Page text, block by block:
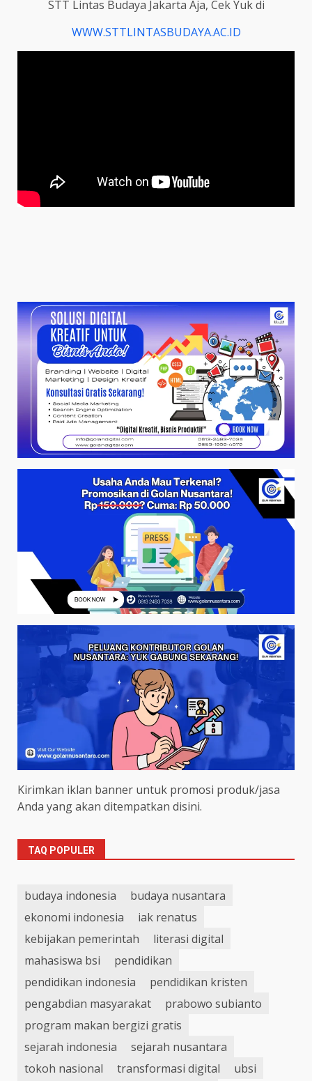
STT Lintas Budaya Jakarta Aja, Cek Yuk di
WWW.STTLINTASBUDAYA.AC.ID
Kirimkan iklan banner untuk promosi produk/jasa
Anda yang akan ditempatkan disini.
TAQ POPULER
budaya indonesia
budaya nusantara
ekonomi indonesia
iak renatus
kebijakan pemerintah
literasi digital
mahasiswa bsi
pendidikan
pendidikan indonesia
pendidikan kristen
pengabdian masyarakat
prabowo subianto
program makan bergizi gratis
sejarah indonesia
sejarah nusantara
tokoh nasional
transformasi digital
ubsi